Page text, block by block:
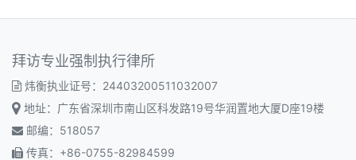
拜访专业强制执行律所
炜衡执业证号：24403200511032007
地址：广东省深圳市南山区科发路19号华润置地大厦D座19楼
邮编：518057
传真：+86-0755-82984599